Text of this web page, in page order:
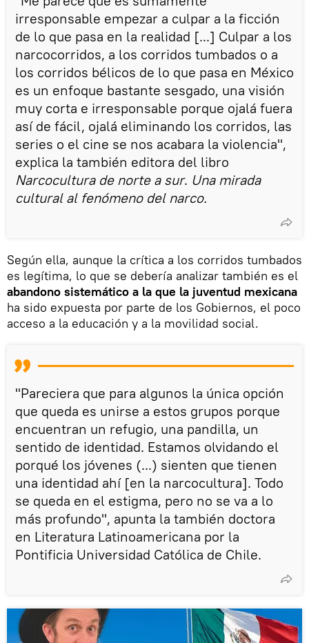
irresponsable empezar a culpar a la ficción
de lo que pasa en la realidad [...] Culpar a los
narcocorridos, a los corridos tumbados o a
los corridos bélicos de lo que pasa en México
es un enfoque bastante sesgado, una visión
muy corta e irresponsable porque ojalá fuera
así de fácil, ojalá eliminando los corridos, las
series o el cine se nos acabara la violencia",
explica la también editora del libro
Narcocultura de norte a sur. Una mirada
cultural al fenómeno del narco.
Según ella, aunque la crítica a los corridos tumbados
es legítima, lo que se debería analizar también es el
abandono sistemático a la que la juventud mexicana
ha sido expuesta por parte de los Gobiernos, el poco
acceso a la educación y a la movilidad social.
"Pareciera que para algunos la única opción
que queda es unirse a estos grupos porque
encuentran un refugio, una pandilla, un
sentido de identidad. Estamos olvidando el
porqué los jóvenes (...) sienten que tienen
una identidad ahí [en la narcocultura]. Todo
se queda en el estigma, pero no se va a lo
más profundo", apunta la también doctora
en Literatura Latinoamericana por la
Pontificia Universidad Católica de Chile.